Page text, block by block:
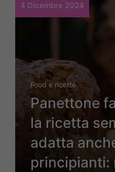
4 Dicembre 2024
Food e ricette
Panettone
la ricetta
adatta
principianti: